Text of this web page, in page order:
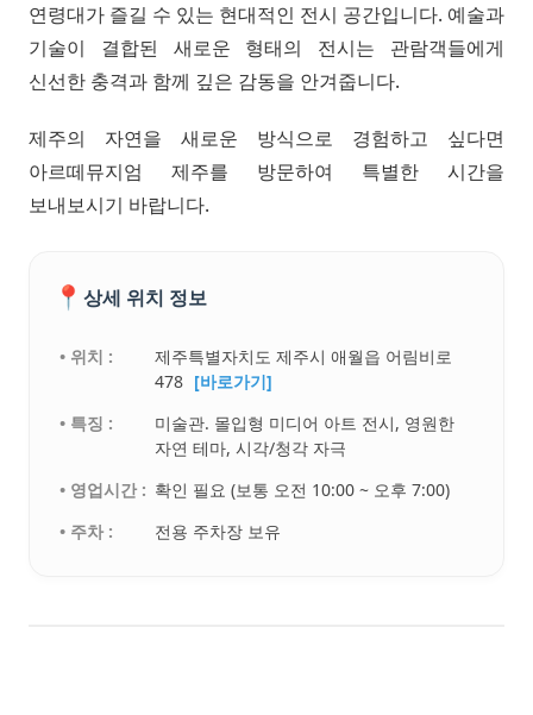
연령대가 즐길 수 있는 현대적인 전시 공간입니다. 예술과
기술이 결합된 새로운 형태의 전시는 관람객들에게
신선한 충격과 함께 깊은 감동을 안겨줍니다.
제주의 자연을 새로운 방식으로 경험하고 싶다면
아르떼뮤지엄 제주를 방문하여 특별한 시간을
보내보시기 바랍니다.
📍 상세 위치 정보
• 위치 :
제주특별자치도 제주시 애월읍 어림비로
478 [바로가기]
• 특징 :
미술관. 몰입형 미디어 아트 전시, 영원한
자연 테마, 시각/청각 자극
• 영업시간 : 확인 필요 (보통 오전 10:00 ~ 오후 7:00)
• 주차 :
전용 주차장 보유